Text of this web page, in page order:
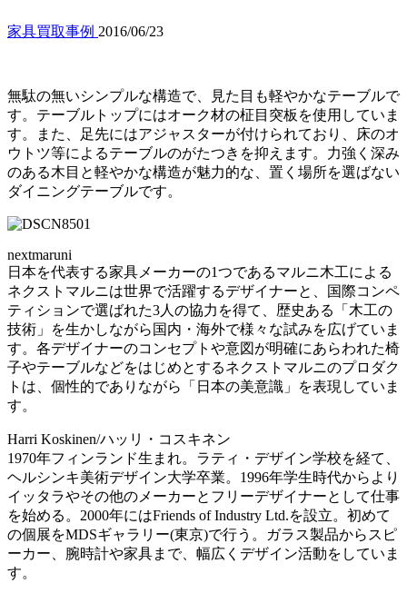
家具買取事例 2016/06/23
無駄の無いシンプルな構造で、見た目も軽やかなテーブルで
す。テーブルトップにはオーク材の柾目突板を使用していま
す。また、足先にはアジャスターが付けられており、床のオ
ウトツ等によるテーブルのがたつきを抑えます。力強く深み
のある木目と軽やかな構造が魅力的な、置く場所を選ばない
ダイニングテーブルです。
nextmaruni
日本を代表する家具メーカーの1つであるマルニ木工による
ネクストマルニは世界で活躍するデザイナーと、国際コンペ
ティションで選ばれた3人の協力を得て、歴史ある「木工の
技術」を生かしながら国内・海外で様々な試みを広げていま
す。各デザイナーのコンセプトや意図が明確にあらわれた椅
子やテーブルなどをはじめとするネクストマルニのプロダク
トは、個性的でありながら「日本の美意識」を表現していま
す。
Harri Koskinen/ハッリ・コスキネン
1970年フィンランド生まれ。ラティ・デザイン学校を経て、
ヘルシンキ美術デザイン大学卒業。1996年学生時代からより
イッタラやその他のメーカーとフリーデザイナーとして仕事
を始める。2000年にはFriends of Industry Ltd.を設立。初めて
の個展をMDSギャラリー(東京)で行う。ガラス製品からスピ
ーカー、腕時計や家具まで、幅広くデザイン活動をしていま
す。